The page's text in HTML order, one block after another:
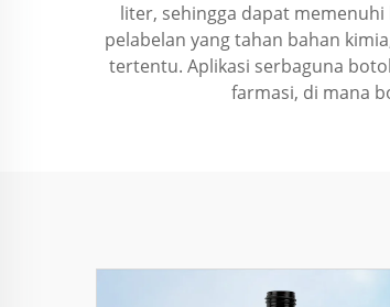
liter, sehingga dapat
pelabelan yang tahan bahan
tertentu. Aplikasi serbaguna
farmasi, di mana